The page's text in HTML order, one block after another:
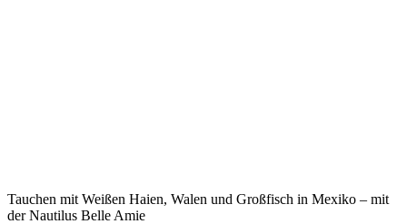
Tauchen mit Weißen Haien, Walen und Großfisch in Mexiko – mit
der Nautilus Belle Amie